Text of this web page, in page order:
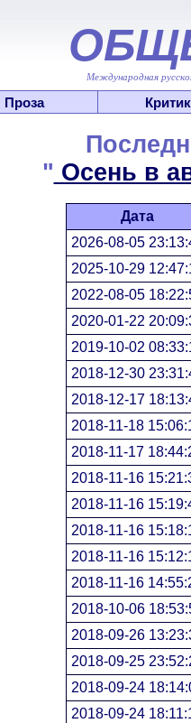
Международная
Проза
" Осень в
Дата
2026-08-05
2025-10-29
2022-08-05
2020-01-22
2019-10-02
2018-12-30
2018-12-17
2018-11-18
2018-11-17
2018-11-16
2018-11-16
2018-11-16
2018-11-16
2018-11-16
2018-10-06
2018-09-26
2018-09-25
2018-09-24
2018-09-24